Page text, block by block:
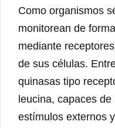
Como organismos
monitorean de
mediante
de sus células.
quinasas tipo
leucina, capaces
estímulos externos